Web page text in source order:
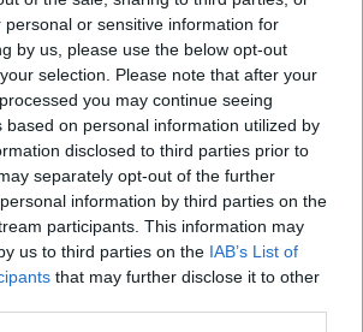
personal or sensitive information for
by us, please use the below opt-out
selection. Please note that after your
you may continue seeing
based on personal information utilized by
disclosed to third parties prior to
separately opt-out of the further
information by third parties on the
participants. This information may
us to third parties on the IAB’s List of
that may further disclose it to other
Megújult a Google fájlkezelője
PCW.lite | 2018.11.10 12:00
Hamarosan használat közben is
frissülnek az androidos appok
PCW.lite| 2018.11.10 09:30
Mindenki menekül az Apple- és a
Google-adó elől
PCW.lite | 2018.08.24 07:00